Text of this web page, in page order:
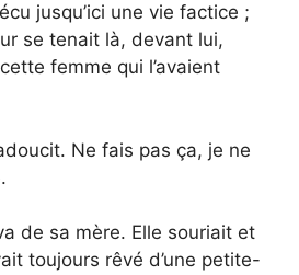
jusqu’ici une vie factice ;
se tenait là, devant lui,
femme qui l’avaient
Ne fais pas ça, je ne
de sa mère. Elle souriait et
toujours rêvé d’une petite-